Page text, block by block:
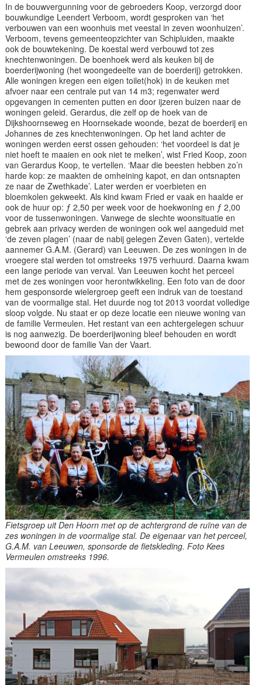
In de bouwvergunning voor de gebroeders Koop, verzorgd door
bouwkundige Leendert Verboom, wordt gesproken van ‘het
verbouwen van een woonhuis met veestal in zeven woonhuizen’.
Verboom, tevens gemeenteopzichter van Schipluiden, maakte
ook de bouwtekening. De koestal werd verbouwd tot zes
knechtenwoningen. De boenhoek werd als keuken bij de
boerderijwoning (het woongedeelte van de boerderij) getrokken.
Alle woningen kregen een eigen toilet(hok) in de keuken met
afvoer naar een centrale put van 14 m3; regenwater werd
opgevangen in cementen putten en door ijzeren buizen naar de
woningen geleid. Gerardus, die zelf op de hoek van de
Dijkshoornseweg en Hoornsekade woonde, bezat de boerderij en
Johannes de zes knechtenwoningen. Op het land achter de
woningen werden eerst ossen gehouden: ‘het voordeel is dat je
niet hoeft te maaien en ook niet te melken’, wist Fried Koop, zoon
van Gerardus Koop, te vertellen. ‘Maar die beesten hebben zo’n
harde kop: ze maakten de omheining kapot, en dan ontsnapten
ze naar de Zwethkade’. Later werden er voerbieten en
bloemkolen gekweekt. Als kind kwam Fried er vaak en haalde er
ook de huur op: ƒ 2,50 per week voor de hoekwoning en ƒ 2,00
voor de tussenwoningen. Vanwege de slechte woonsituatie en
gebrek aan privacy werden de woningen ook wel aangeduid met
‘de zeven plagen’ (naar de nabij gelegen Zeven Gaten), vertelde
aannemer G.A.M. (Gerard) van Leeuwen. De zes woningen in de
vroegere stal werden tot omstreeks 1975 verhuurd. Daarna kwam
een lange periode van verval. Van Leeuwen kocht het perceel
met de zes woningen voor herontwikkeling. Een foto van de door
hem gesponsorde wielergroep geeft een indruk van de toestand
van de voormalige stal. Het duurde nog tot 2013 voordat volledige
sloop volgde. Nu staat er op deze locatie een nieuwe woning van
de familie Vermeulen. Het restant van een achtergelegen schuur
is nog aanwezig. De boerderijwoning bleef behouden en wordt
bewoond door de familie Van der Vaart.
Fietsgroep uit Den Hoorn met op de achtergrond de ruïne van de
zes woningen in de voormalige stal. De eigenaar van het perceel,
G.A.M. van Leeuwen, sponsorde de fietskleding. Foto Kees
Vermeulen omstreeks 1996.